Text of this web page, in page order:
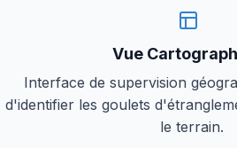
Vue
Interface de supervision
d'identifier les goulets
le terrain.